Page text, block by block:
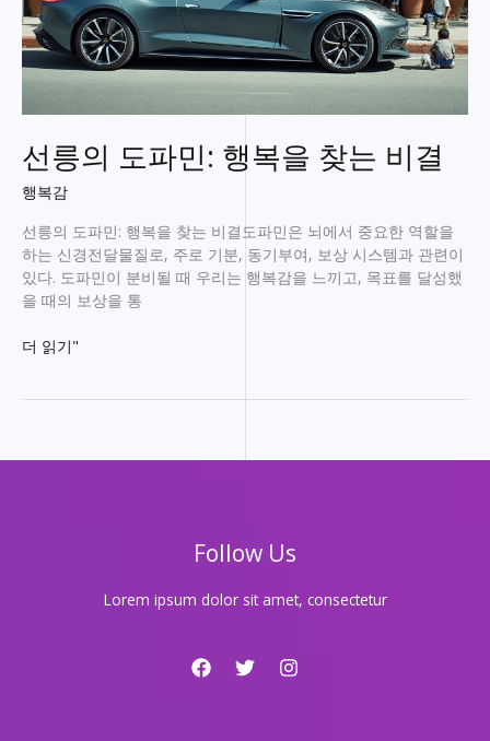
선릉의 도파민: 행복을 찾는 비결
행복감
선릉의 도파민: 행복을 찾는 비결도파민은 뇌에서 중요한 역할을
하는 신경전달물질로, 주로 기분, 동기부여, 보상 시스템과 관련이
있다. 도파민이 분비될 때 우리는 행복감을 느끼고, 목표를 달성했
을 때의 보상을 통
선
민:
더 읽기"
Follow Us
Lorem ipsum dolor sit amet, consectetur